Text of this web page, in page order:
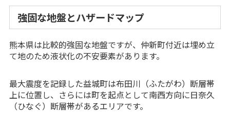
強固な地盤とハザードマップ
熊本県は比較的強固な地盤ですが、仲新町付近は埋め立
て地のため液状化の不安要素があります。
最大震度を記録した益城町は布田川（ふたがわ）断層帯
上に位置し、さらには町を起点として南西方向に日奈久
（ひなぐ）断層帯があるエリアです。